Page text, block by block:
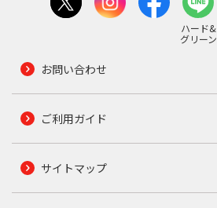
ハード&
グリーン
お問い合わせ
ご利用ガイド
サイトマップ